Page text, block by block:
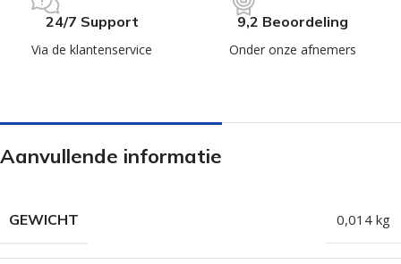
24/7 Support
Via de klantenservice
9,2 Beoordeling
Onder onze afnemers
Aanvullende informatie
GEWICHT 0,014 kg